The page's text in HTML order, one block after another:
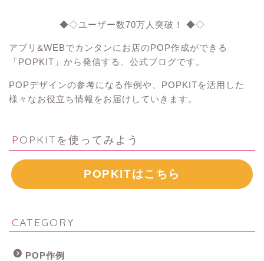
◆◇ユーザー数70万人突破！ ◆◇
アプリ&WEBでカンタンにお店のPOP作成ができる
「POPKIT」から発信する、公式ブログです。
POPデザインの参考になる作例や、POPKITを活用した
様々なお役立ち情報をお届けしていきます。
POPKITを使ってみよう
POPKITはこちら
CATEGORY
POP作例